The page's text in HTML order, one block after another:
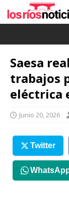
Saesa
trabajos
eléctrica
Junio 20, 2026
Twitter